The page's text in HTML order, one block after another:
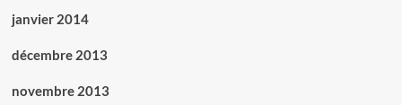
janvier 2014
décembre 2013
novembre 2013